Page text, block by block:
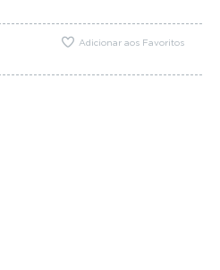
Adicionar aos Favoritos